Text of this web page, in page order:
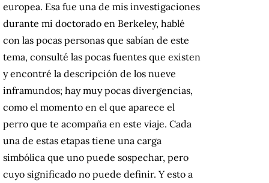
europea. Esa fue una de mis investigaciones
durante mi doctorado en Berkeley, hablé
con las pocas personas que sabían de este
tema, consulté las pocas fuentes que existen
y encontré la descripción de los nueve
inframundos; hay muy pocas divergencias,
como el momento en el que aparece el
perro que te acompaña en este viaje. Cada
una de estas etapas tiene una carga
simbólica que uno puede sospechar, pero
cuyo significado no puede definir. Y esto a